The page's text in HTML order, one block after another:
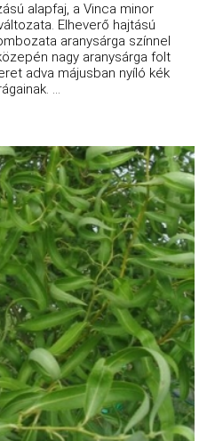
alapfaj, a Vinca minor
Elheverő hajtású
aranysárga színnel
nagy aranysárga folt
adva májusban nyíló kék
...